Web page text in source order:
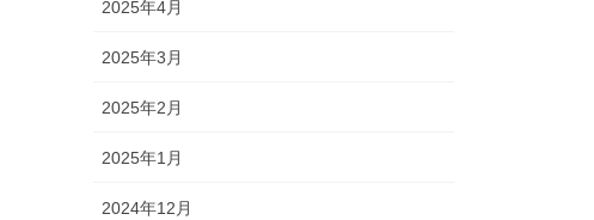
2025年4月
2025年3月
2025年2月
2025年1月
2024年12月